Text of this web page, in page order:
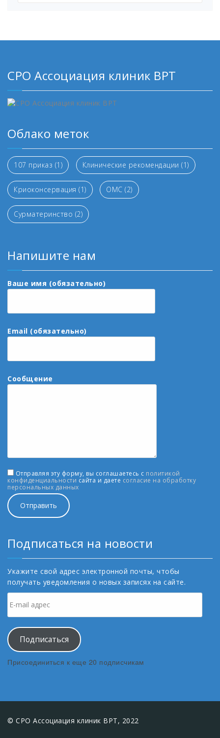
СРО Ассоциация клиник ВРТ
Облако меток
107 приказ (1) Клинические рекомендации (1)
Криоконсервация (1) ОМС (2)
Сурматеринство (2)
Напишите нам
Ваше имя (обязательно)
Email (обязательно)
Сообщение
Отправляя эту форму, вы соглашаетесь с политикой
конфиденциальности сайта и даете согласие на обработку
персональных данных
Подписаться на новости
Укажите свой адрес электронной почты, чтобы
получать уведомления о новых записях на сайте.
mail
адрес
Подписаться
Присоединиться к еще 20 подписчикам
© СРО Ассоциация клиник ВРТ, 2022